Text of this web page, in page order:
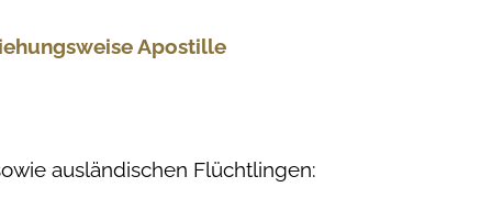
Apostille
ausländischen Flüchtlingen: